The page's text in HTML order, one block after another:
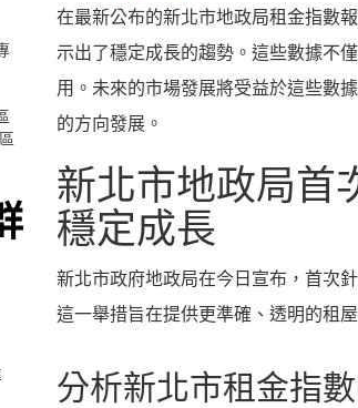
在最新公布的新北市地政局租金指數
示出了穩定成長的趨勢。這些數據不
用。未來的市場發展將受益於這些數
的方向發展。
新北市地政局首
穩定成長
新北市政府地政局在今日宣布，首次
這一舉措旨在提供更準確、透明的租
分析新北市租金指